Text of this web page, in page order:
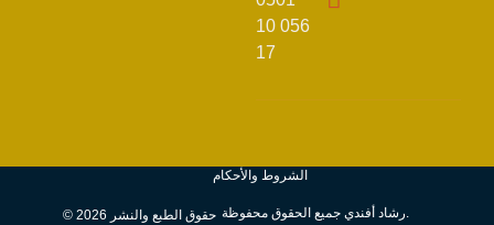
056 10
17
© حقوق الطبع والنشر 2026 رشاد أفندي جميع الحقوق محفوظة.
الشروط والأحكام